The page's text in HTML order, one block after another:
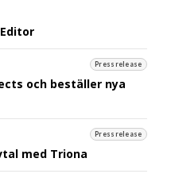
Pressrelease
och beställer nya
Pressrelease
med Triona